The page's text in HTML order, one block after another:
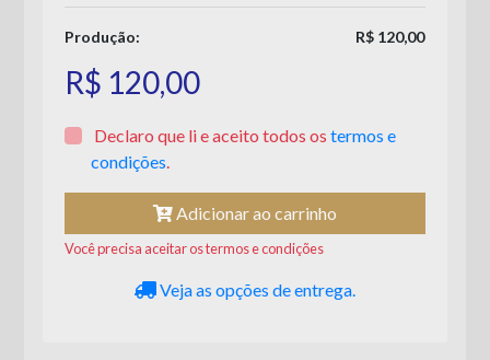
Produção: R$ 120,00
R$ 120,00
Declaro que li e aceito todos ostermos e
condições.
Adicionar ao carrinho
Você precisa aceitar os termos e condições
Veja as opções de entrega.